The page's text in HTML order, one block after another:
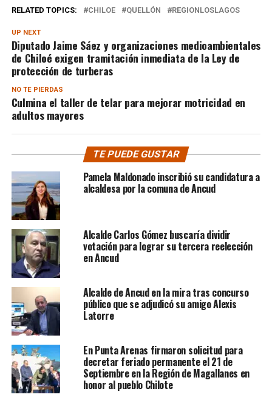
RELATED TOPICS: CHILOE QUELLÓN REGIONLOSLAGOS
UP NEXT
Diputado Jaime Sáez y organizaciones medioambientales
de Chiloé exigen tramitación inmediata de la Ley de
protección de turberas
NO TE PIERDAS
Culmina el taller de telar para mejorar motricidad en
adultos mayores
TE PUEDE GUSTAR
Pamela Maldonado inscribió su candidatura a
alcaldesa por la comuna de Ancud
Alcalde Carlos Gómez buscaría dividir
votación para lograr su tercera reelección
en Ancud
Alcalde de Ancud en la mira tras concurso
público que se adjudicó su amigo Alexis
Latorre
En Punta Arenas firmaron solicitud para
decretar feriado permanente el 21 de
Septiembre en la Región de Magallanes en
honor al pueblo Chilote